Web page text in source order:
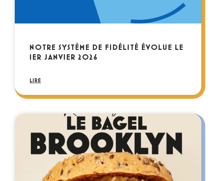
NOTRE SYSTÈME DE FIDÉLITÉ ÉVOLUE LE
1ER JANVIER 2026
LIRE